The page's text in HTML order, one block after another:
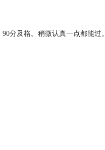
分及格。稍微认真一点都能过。